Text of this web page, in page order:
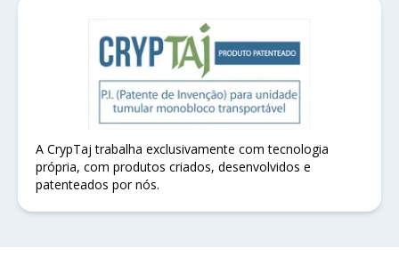
A CrypTaj trabalha exclusivamente com tecnologia
própria, com produtos criados, desenvolvidos e
patenteados por nós.